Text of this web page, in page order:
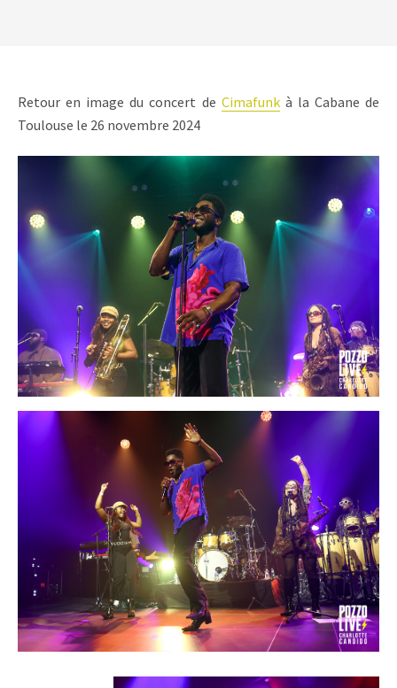
Retour en image du concert de Cimafunkà la Cabane de
Toulouse le 26 novembre 2024